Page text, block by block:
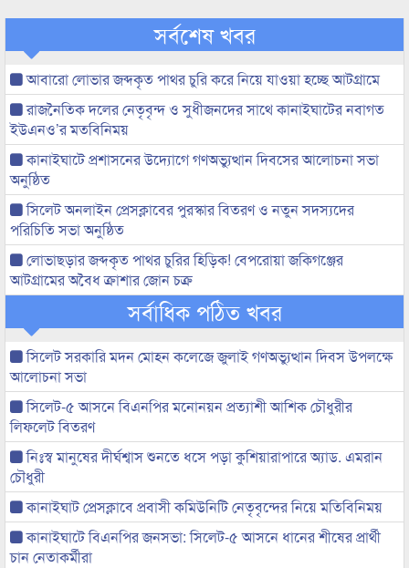
সর্বশেষ খবর
আবারো লোভার জব্দকৃত পাথর চুরি করে নিয়ে যাওয়া হচ্ছে আটগ্রামে
রাজনৈতিক দলের নেতৃবৃন্দ ও সুধীজনদের সাথে কানাইঘাটের নবাগত
ইউএনও’র মতবিনিময়
কানাইঘাটে প্রশাসনের উদ্যোগে গণঅভ্যুত্থান দিবসের আলোচনা সভা
অনুষ্ঠিত
সিলেট অনলাইন প্রেসক্লাবের পুরস্কার বিতরণ ও নতুন সদস্যদের
পরিচিতি সভা অনুষ্ঠিত
লোভাছড়ার জব্দকৃত পাথর চুরির হিড়িক! বেপরোয়া জকিগঞ্জের
আটগ্রামের অবৈধ ক্রাশার জোন চক্র
সর্বাধিক পঠিত খবর
সিলেট সরকারি মদন মোহন কলেজে জুলাই গণঅভ্যুত্থান দিবস উপলক্ষে
আলোচনা সভা
সিলেট-৫ আসনে বিএনপির মনোনয়ন প্রত্যাশী আশিক চৌধুরীর
লিফলেট বিতরণ
নিঃস্ব মানুষের দীর্ঘশ্বাস শুনতে ধসে পড়া কুশিয়ারাপারে অ্যাড. এমরান
চৌধুরী
কানাইঘাট প্রেসক্লাবে প্রবাসী কমিউনিটি নেতৃবৃন্দের নিয়ে মতিবিনিময়
কানাইঘাটে বিএনপির জনসভা: সিলেট-৫ আসনে ধানের শীষের প্রার্থী
চান নেতাকর্মীরা